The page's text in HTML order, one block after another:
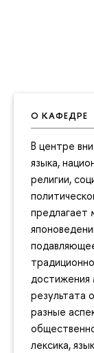
О КАФЕДРЕ
В центре
языка,
религии,
предлагает
достижения
результата
разные
лексика,